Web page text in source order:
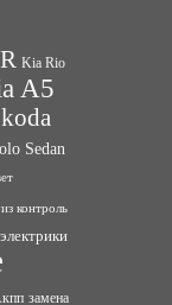
Kia Rio
A5
Sedan
контроль
замена